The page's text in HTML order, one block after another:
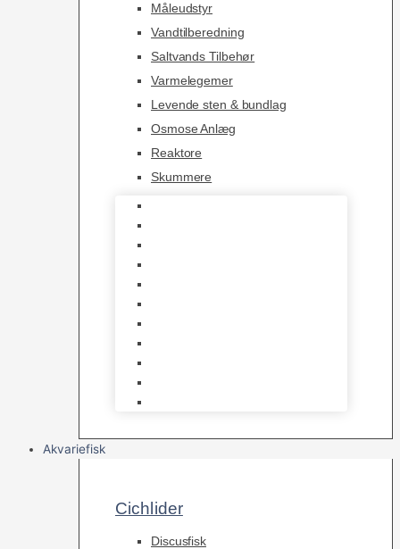
Måleudstyr
Vandtilberedning
Saltvands Tilbehør
Varmelegemer
Levende sten & bundlag
Osmose Anlæg
Reaktore
Skummere
Akvariefisk
Cichlider
Discusfisk